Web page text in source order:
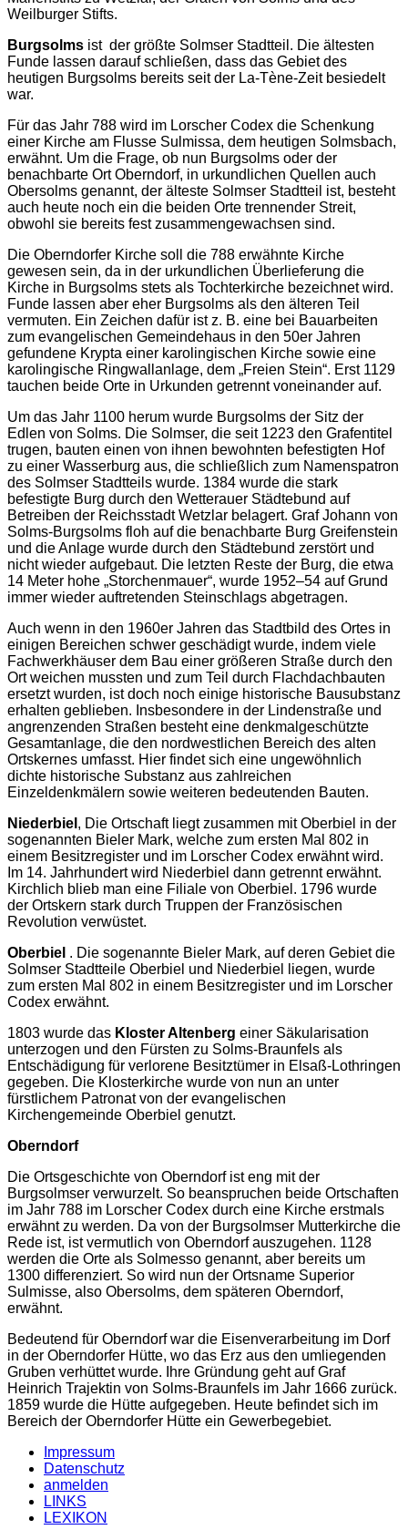
Weilburger Stifts.
Burgsolms ist der größte Solmser Stadtteil. Die ältesten
Funde lassen darauf schließen, dass das Gebiet des
heutigen Burgsolms bereits seit der La-Tène-Zeit besiedelt
war.
Für das Jahr 788 wird im Lorscher Codex die Schenkung
einer Kirche am Flusse Sulmissa, dem heutigen Solmsbach,
erwähnt. Um die Frage, ob nun Burgsolms oder der
benachbarte Ort Oberndorf, in urkundlichen Quellen auch
Obersolms genannt, der älteste Solmser Stadtteil ist, besteht
auch heute noch ein die beiden Orte trennender Streit,
obwohl sie bereits fest zusammengewachsen sind.
Die Oberndorfer Kirche soll die 788 erwähnte Kirche
gewesen sein, da in der urkundlichen Überlieferung die
Kirche in Burgsolms stets als Tochterkirche bezeichnet wird.
Funde lassen aber eher Burgsolms als den älteren Teil
vermuten. Ein Zeichen dafür ist z. B. eine bei Bauarbeiten
zum evangelischen Gemeindehaus in den 50er Jahren
gefundene Krypta einer karolingischen Kirche sowie eine
karolingische Ringwallanlage, dem „Freien Stein“. Erst 1129
tauchen beide Orte in Urkunden getrennt voneinander auf.
Um das Jahr 1100 herum wurde Burgsolms der Sitz der
Edlen von Solms. Die Solmser, die seit 1223 den Grafentitel
trugen, bauten einen von ihnen bewohnten befestigten Hof
zu einer Wasserburg aus, die schließlich zum Namenspatron
des Solmser Stadtteils wurde. 1384 wurde die stark
befestigte Burg durch den Wetterauer Städtebund auf
Betreiben der Reichsstadt Wetzlar belagert. Graf Johann von
Solms-Burgsolms floh auf die benachbarte Burg Greifenstein
und die Anlage wurde durch den Städtebund zerstört und
nicht wieder aufgebaut. Die letzten Reste der Burg, die etwa
14 Meter hohe „Storchenmauer“, wurde 1952–54 auf Grund
immer wieder auftretenden Steinschlags abgetragen.
Auch wenn in den 1960er Jahren das Stadtbild des Ortes in
einigen Bereichen schwer geschädigt wurde, indem viele
Fachwerkhäuser dem Bau einer größeren Straße durch den
Ort weichen mussten und zum Teil durch Flachdachbauten
ersetzt wurden, ist doch noch einige historische Bausubstanz
erhalten geblieben. Insbesondere in der Lindenstraße und
angrenzenden Straßen besteht eine denkmalgeschützte
Gesamtanlage, die den nordwestlichen Bereich des alten
Ortskernes umfasst. Hier findet sich eine ungewöhnlich
dichte historische Substanz aus zahlreichen
Einzeldenkmälern sowie weiteren bedeutenden Bauten.
Niederbiel , Die Ortschaft liegt zusammen mit Oberbiel in der
sogenannten Bieler Mark, welche zum ersten Mal 802 in
einem Besitzregister und im Lorscher Codex erwähnt wird.
Im 14. Jahrhundert wird Niederbiel dann getrennt erwähnt.
Kirchlich blieb man eine Filiale von Oberbiel. 1796 wurde
der Ortskern stark durch Truppen der Französischen
Revolution verwüstet.
Oberbiel . Die sogenannte Bieler Mark, auf deren Gebiet die
Solmser Stadtteile Oberbiel und Niederbiel liegen, wurde
zum ersten Mal 802 in einem Besitzregister und im Lorscher
Codex erwähnt.
1803 wurde das Kloster Altenberg einer Säkularisation
unterzogen und den Fürsten zu Solms-Braunfels als
Entschädigung für verlorene Besitztümer in Elsaß-Lothringen
gegeben. Die Klosterkirche wurde von nun an unter
fürstlichem Patronat von der evangelischen
Kirchengemeinde Oberbiel genutzt.
Oberndorf
Die Ortsgeschichte von Oberndorf ist eng mit der
Burgsolmser verwurzelt. So beanspruchen beide Ortschaften
im Jahr 788 im Lorscher Codex durch eine Kirche erstmals
erwähnt zu werden. Da von der Burgsolmser Mutterkirche die
Rede ist, ist vermutlich von Oberndorf auszugehen. 1128
werden die Orte als Solmesso genannt, aber bereits um
1300 differenziert. So wird nun der Ortsname Superior
Sulmisse, also Obersolms, dem späteren Oberndorf,
erwähnt.
Bedeutend für Oberndorf war die Eisenverarbeitung im Dorf
in der Oberndorfer Hütte, wo das Erz aus den umliegenden
Gruben verhüttet wurde. Ihre Gründung geht auf Graf
Heinrich Trajektin von Solms-Braunfels im Jahr 1666 zurück.
1859 wurde die Hütte aufgegeben. Heute befindet sich im
Bereich der Oberndorfer Hütte ein Gewerbegebiet.
Impressum
Datenschutz
anmelden
LINKS
LEXIKON